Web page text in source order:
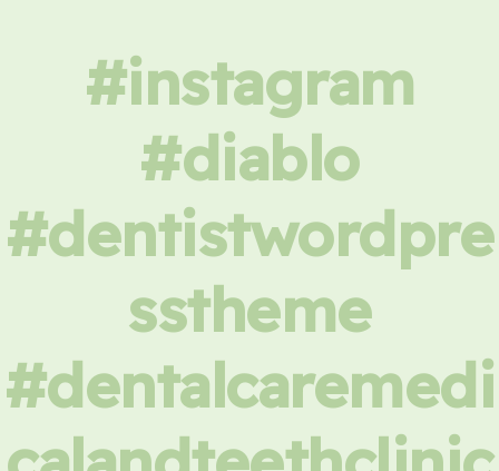
#instagram
#diablo
#dentistwordpre
sstheme
#dentalcaremedi